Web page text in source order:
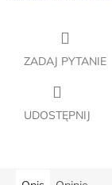
ZADAJ PYTANIE
UDOSTĘPNIJ